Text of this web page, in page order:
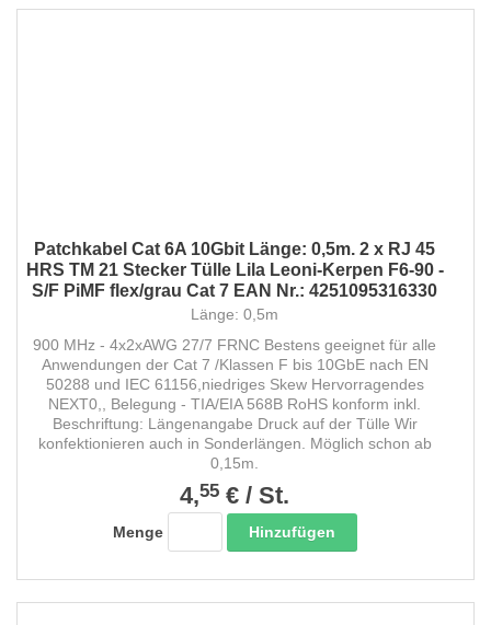
Patchkabel Cat 6A 10Gbit Länge: 0,5m. 2 x RJ 45
HRS TM 21 Stecker Tülle Lila Leoni-Kerpen F6-90 -
S/F PiMF flex/grau Cat 7 EAN Nr.: 4251095316330
Länge: 0,5m
900 MHz - 4x2xAWG 27/7 FRNC Bestens geeignet für alle
Anwendungen der Cat 7 /Klassen F bis 10GbE nach EN
50288 und IEC 61156,niedriges Skew Hervorragendes
NEXT0,, Belegung - TIA/EIA 568B RoHS konform inkl.
Beschriftung: Längenangabe Druck auf der Tülle Wir
konfektionieren auch in Sonderlängen. Möglich schon ab
0,15m.
4,55 € / St.
Menge Hinzufügen